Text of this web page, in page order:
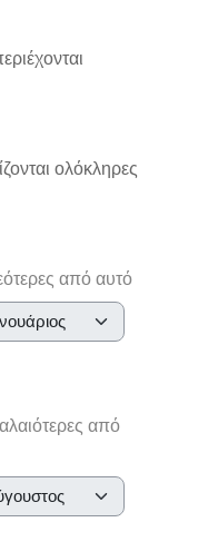
ολόκληρες
από αυτό
από